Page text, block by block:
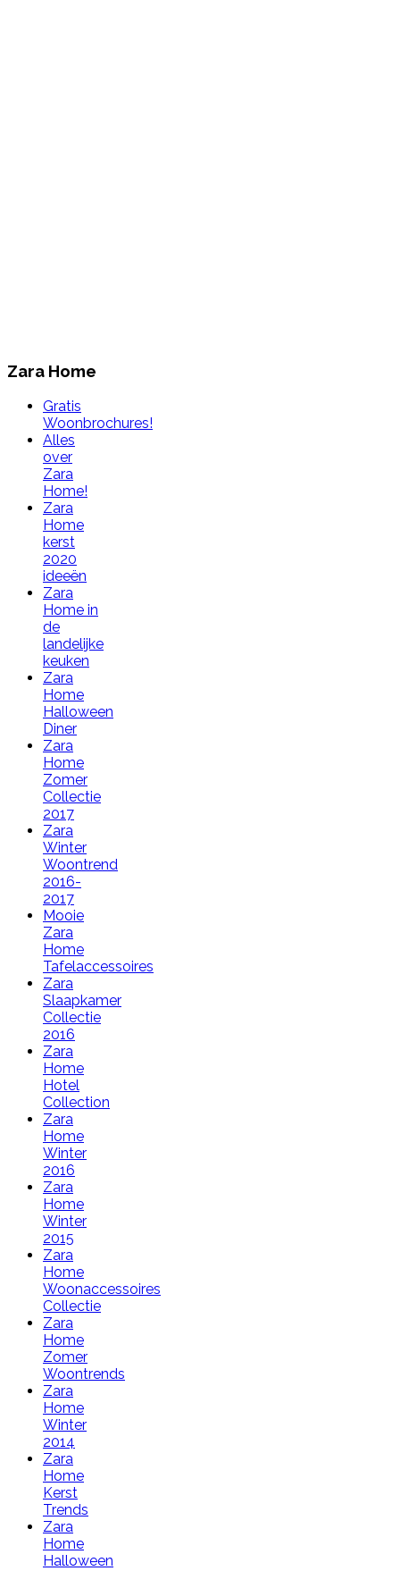
Zara Home
Gratis
Woonbrochures!
Alles
over
Zara
Home!
Zara
Home
kerst
2020
ideeën
Zara
Home in
de
landelijke
keuken
Zara
Home
Halloween
Diner
Zara
Home
Zomer
Collectie
2017
Zara
Winter
Woontrend
2016-
2017
Mooie
Zara
Home
Tafelaccessoires
Zara
Slaapkamer
Collectie
2016
Zara
Home
Hotel
Collection
Zara
Home
Winter
2016
Zara
Home
Winter
2015
Zara
Home
Woonaccessoires
Collectie
Zara
Home
Zomer
Woontrends
Zara
Home
Winter
2014
Zara
Home
Kerst
Trends
Zara
Home
Halloween